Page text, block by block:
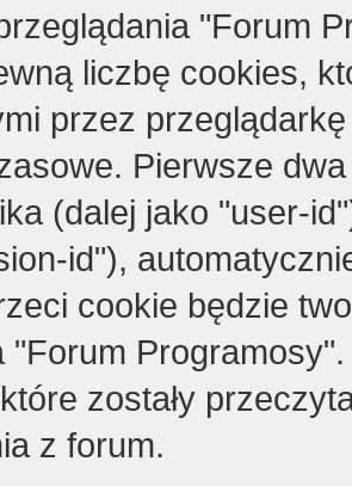
"Forum
liczbę cookies,
przez
Pierwsze
(dalej jako "user-
id"),
cookie będzie
"Forum
zostały
z forum.